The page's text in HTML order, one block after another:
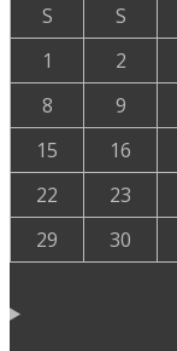
S
S
1
2
8
9
15
16
22
23
29
30